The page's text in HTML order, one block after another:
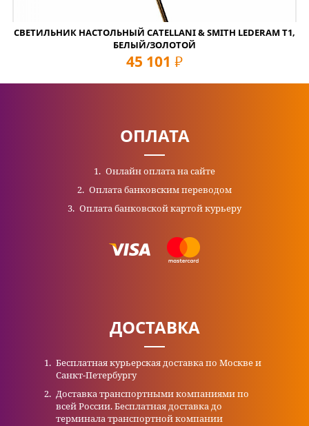
СВЕТИЛЬНИК НАСТОЛЬНЫЙ CATELLANI & SMITH LEDERAM T1,
БЕЛЫЙ/ЗОЛОТОЙ
45 101 руб
ОПЛАТА
Онлайн оплата на сайте
Оплата банковским переводом
Оплата банковской картой курьеру
ДОСТАВКА
Бесплатная курьерская доставка по Москве и
Санкт-Петербургу
Доставка транспортными компаниями по
всей России. Бесплатная доставка до
терминала транспортной компании